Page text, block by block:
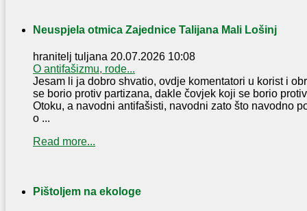
Neuspjela otmica Zajednice Talijana Mali Lošinj
hranitelj tuljana 20.07.2026 10:08
O antifašizmu, rode...
Jesam li ja dobro shvatio, ovdje komentatori u korist i
se borio protiv partizana, dakle čovjek koji se borio
Otoku, a navodni antifašisti, navodni zato što navodno
o ...
Read more...
Pištoljem na ekologe